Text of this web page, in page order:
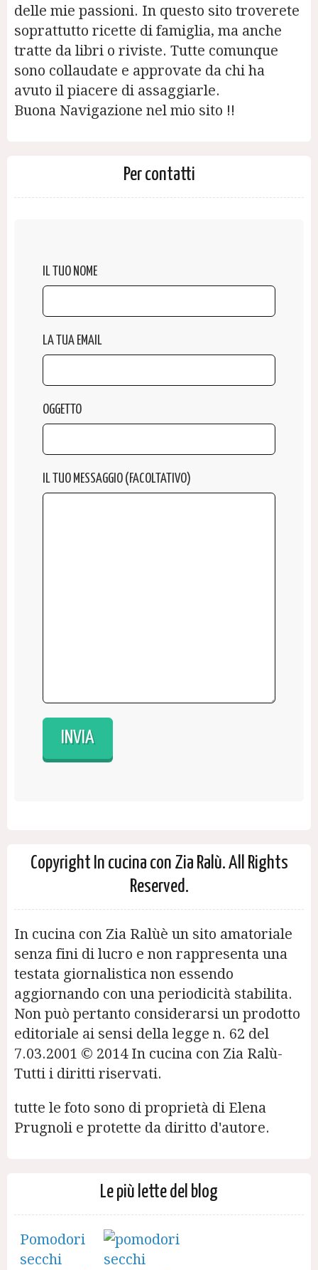
delle mie passioni. In questo sito troverete
soprattutto ricette di famiglia, ma anche
tratte da libri o riviste. Tutte comunque
sono collaudate e approvate da chi ha
avuto il piacere di assaggiarle.
Buona Navigazione nel mio sito !!
Per contatti
IL TUO NOME
LA TUA EMAIL
OGGETTO
IL TUO MESSAGGIO (FACOLTATIVO)
Copyright In cucina con Zia Ralù. All Rights
Reserved.
In cucina con Zia Ralùè un sito amatoriale
senza fini di lucro e non rappresenta una
testata giornalistica non essendo
aggiornando con una periodicità stabilita.
Non può pertanto considerarsi un prodotto
editoriale ai sensi della legge n. 62 del
7.03.2001 © 2014 In cucina con Zia Ralù-
Tutti i diritti riservati.
tutte le foto sono di proprietà di Elena
Prugnoli e protette da diritto d'autore.
Le più lette del blog
Pomodori
secchi